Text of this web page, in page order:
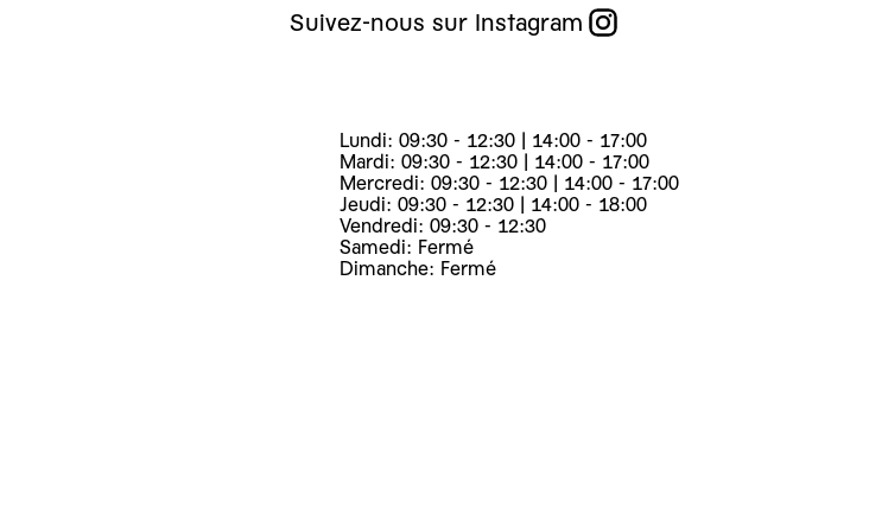
Suivez-nous sur Instagram
Lundi: 09:30 - 12:30 | 14:00 - 17:00
Mardi: 09:30 - 12:30 | 14:00 - 17:00
Mercredi: 09:30 - 12:30 | 14:00 - 17:00
Jeudi: 09:30 - 12:30 | 14:00 - 18:00
Vendredi: 09:30 - 12:30
Samedi: Fermé
Dimanche: Fermé